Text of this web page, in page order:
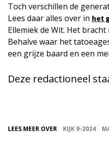
Toch verschillen de
Lees daar alles over in het
Ellemiek de Wit. Het
Behalve waar het
een grijze baard en een
Deze redactioneel
LEES MEER OVER KIJK 9-2024